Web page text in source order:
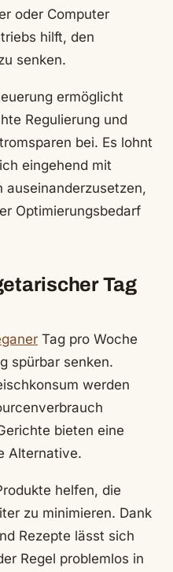
oder Computer
hilft, den
senken.
ermöglicht
Regulierung und
bei. Es lohnt
eingehend mit
auseinanderzusetzen,
Optimierungsbedarf
Tag
Tag pro Woche
spürbar senken.
werden
bieten eine
Alternative.
helfen, die
zu minimieren. Dank
Rezepte lässt sich
Regel problemlos in